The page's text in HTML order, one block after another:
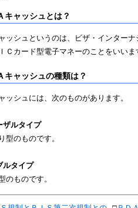
キャッシュとは？
ッシュというのは、ビザ・インター
Ｃカード型電子マネーのことをいいま
キャッシュの種類は？
ッシュには、次のものがあります。
ザルタイプ
のものです。
ルタイプ
ものです。